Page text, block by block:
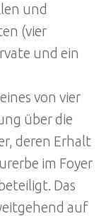
und
(vier
und ein
von vier
über die
deren Erhalt
im Foyer
Das
auf